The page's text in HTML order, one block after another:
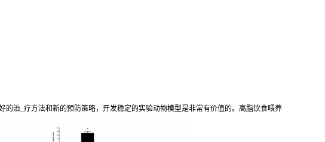
治_疗方法和新的预防策略，开发稳定的实验动物模型是非常有价值的。高脂饮食喂养